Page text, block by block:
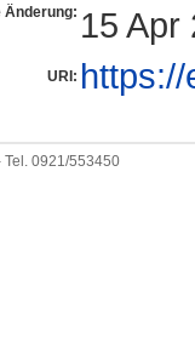
Änderung: 15 Apr
URI:
Tel. 0921/553450